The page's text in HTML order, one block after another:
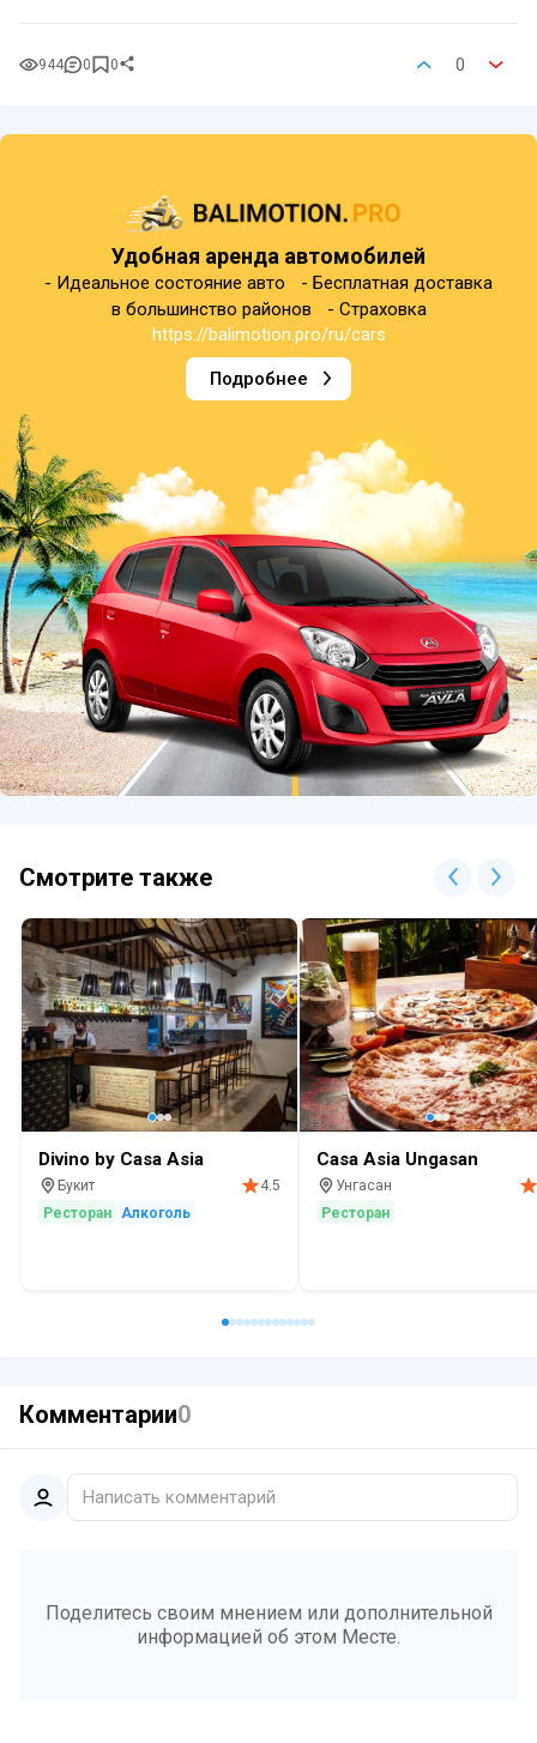
944 0 0 0
Удобная аренда автомобилей
- Идеальное состояние авто - Бесплатная доставка
в большинство районов - Страховка
https://balimotion.pro/ru/cars
Подробнее
Смотрите также
Divino by Casa Asia
Букит
4.5
Ресторан Алкоголь
Casa Asia Ungasan
Унгасан
Ресторан
Комментарии0
Написать комментарий
Поделитесь своим мнением или дополнительной
информацией об этом Месте.